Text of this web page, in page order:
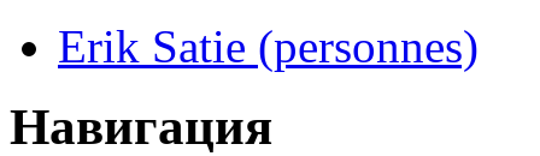
Erik Satie (personnes)
Навигация